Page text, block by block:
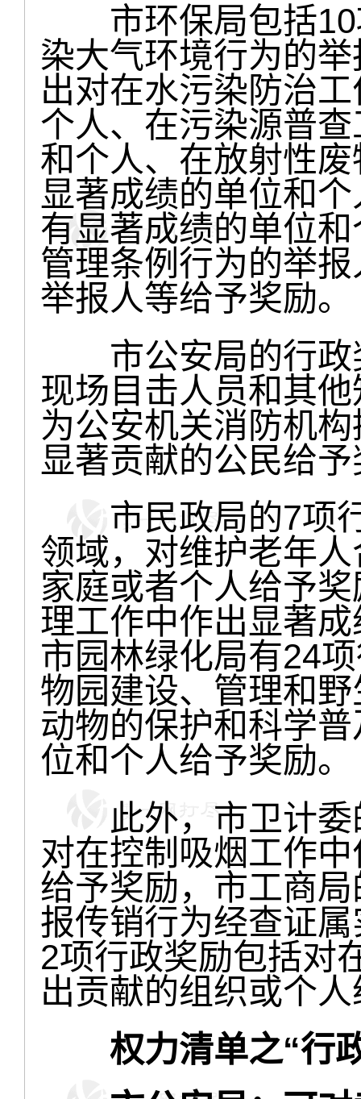
市环保局包括10
染大气环境行为的
出对在水污染防治
个人、在污染源普
和个人、在放射性
显著成绩的单位和
有显著成绩的单位
管理条例行为的举
举报人等给予奖励。
市公安局的行政
现场目击人员和其
为公安机关消防机
显著贡献的公民给
市民政局的7项行
领域，对维护老年
家庭或者个人给予
理工作中作出显著
市园林绿化局有24
物园建设、管理和
动物的保护和科学
位和个人给予奖励。
此外，市卫计委
对在控制吸烟工作
给予奖励，市工商
报传销行为经查证
2项行政奖励包括对
出贡献的组织或个
权力清单之“行